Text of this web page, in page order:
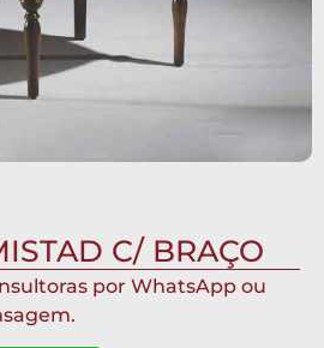
C/ BRAÇO
por WhatsApp ou